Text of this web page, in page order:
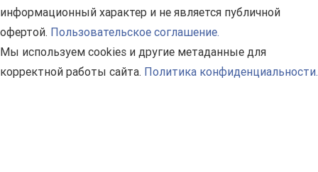
информационный характер и не является публичной
офертой. Пользовательское соглашение.
Мы используем cookies и другие метаданные для
корректной работы сайта. Политика конфиденциальности.